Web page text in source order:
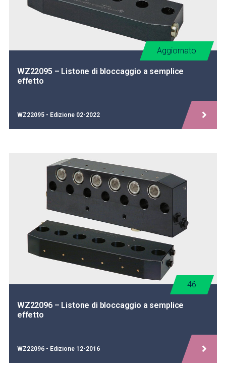
WZ22095 – Listone di bloccaggio a semplice
effetto
Aggiornato
WZ22095 - Edizione 02-2022
WZ22096 – Listone di bloccaggio a semplice
effetto
46
WZ22096 - Edizione 12-2016